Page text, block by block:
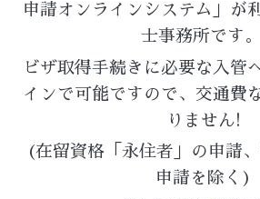
申請オンラインシステム」が
士事務所です。
ビザ取得手続きに必要な入管
インで可能ですので、交通費
りません!
(在留資格「永住者」の申請
申請を除く)